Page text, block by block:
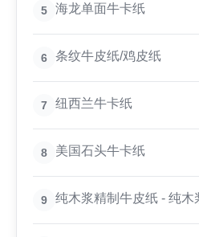
5 海龙单面牛卡纸
6 条纹牛皮纸/鸡皮纸
7 纽西兰牛卡纸
8 美国石头牛卡纸
9 纯木浆精制牛皮纸 - 纯木